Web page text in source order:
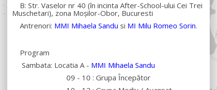
B: Str. Vaselor nr 40 (în incinta After-School-ului Cei Trei
Muschetari), zona Moșilor-Obor, Bucuresti
Antrenori: MMI Mihaela Sandu si MI Milu Romeo Sorin.
Program
Sambata: Locatia A - MMI Mihaela Sandu
09 - 10 : Grupa Începător